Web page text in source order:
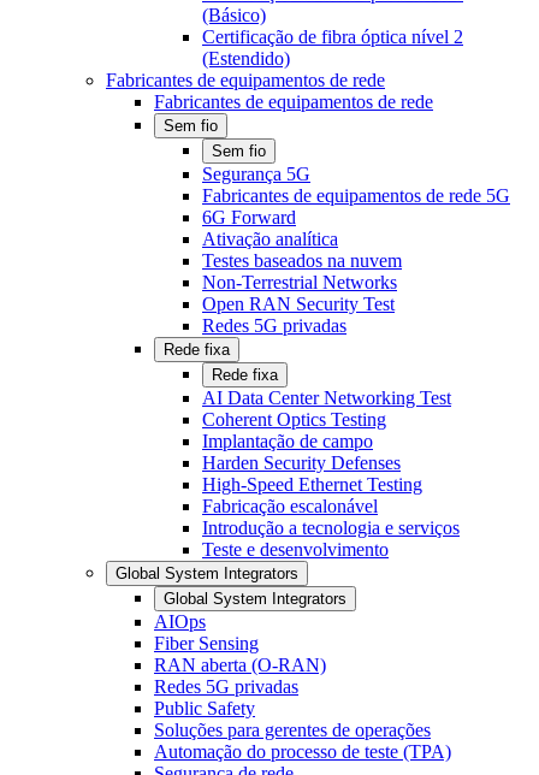
(Básico)
Certificação de fibra óptica nível 2
(Estendido)
Fabricantes de equipamentos de rede
Fabricantes de equipamentos de rede
Sem fio
Sem fio
Segurança 5G
Fabricantes de equipamentos de rede 5G
6G Forward
Ativação analítica
Testes baseados na nuvem
Non-Terrestrial Networks
Open RAN Security Test
Redes 5G privadas
Rede fixa
Rede fixa
AI Data Center Networking Test
Coherent Optics Testing
Implantação de campo
Harden Security Defenses
High-Speed Ethernet Testing
Fabricação escalonável
Introdução a tecnologia e serviços
Teste e desenvolvimento
Global System Integrators
Global System Integrators
AIOps
Fiber Sensing
RAN aberta (O-RAN)
Redes 5G privadas
Public Safety
Soluções para gerentes de operações
Automação do processo de teste (TPA)